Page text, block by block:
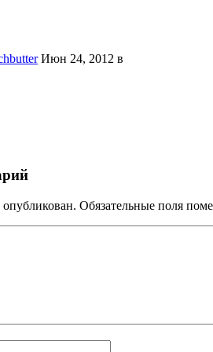
Июн 24, 2012 в
Обязательные поля